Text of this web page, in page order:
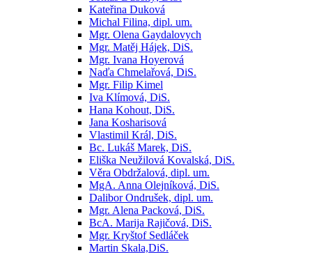
Kateřina Duková
Michal Filina, dipl. um.
Mgr. Olena Gaydalovych
Mgr. Matěj Hájek, DiS.
Mgr. Ivana Hoyerová
Naďa Chmelařová, DiS.
Mgr. Filip Kimel
Iva Klímová, DiS.
Hana Kohout, DiS.
Jana Kosharisová
Vlastimil Král, DiS.
Bc. Lukáš Marek, DiS.
Eliška Neužilová Kovalská, DiS.
Věra Obdržalová, dipl. um.
MgA. Anna Olejníková, DiS.
Dalibor Ondrušek, dipl. um.
Mgr. Alena Packová, DiS.
BcA. Marija Rajičová, DiS.
Mgr. Kryštof Sedláček
Martin Skala,DiS.